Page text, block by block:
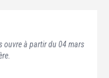
ouvre à partir du 04 mars